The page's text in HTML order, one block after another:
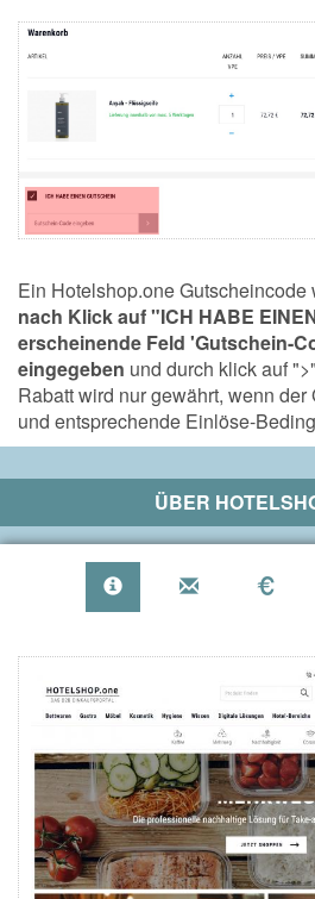
Ein Hotelshop.one Gutscheincode
nach Klick auf "ICH HABE
erscheinende Feld 'Gutschein-
eingegeben und durch klick auf
Rabatt wird nur gewährt, wenn
und entsprechende Einlöse-
ÜBER